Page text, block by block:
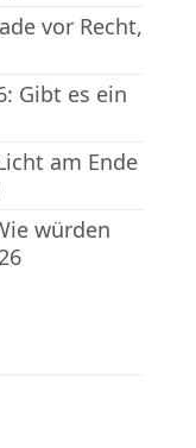
vor Recht,
Gibt es ein
am Ende
würden